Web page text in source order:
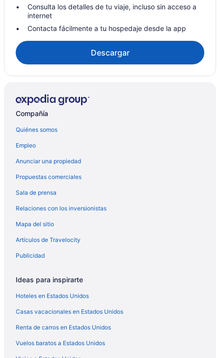
Hoteles en Des Plaines
Hoteles en Edgebrook
B&B en Estación de metro de Davis
Casas vacacionales en Estación de metro de Davis
B&B en Estación de metro de Dempster
Casas vacacionales en Evanston
Hoteles cerca del lago en Evanston
Hoteles con desayuno incluido en Evanston
Hoteles con alberca en Evanston
Hyatt Hotels en Evanston
Hoteles en Evanston
Moteles en Evanston
Hoteles en Glencoe
Apartamentos en Glenview
Hostales en Glenview
Hoteles de lujo en Glenview
Hoteles familiares en Glenview
Hoteles románticos en Glenview
Consulta los detalles de tu viaje, incluso sin acceso a
internet
Contacta fácilmente a tu hospedaje desde la app
Descargar
Compañía
Quiénes somos
Empleo
Anunciar una propiedad
Propuestas comerciales
Sala de prensa
Relaciones con los inversionistas
Mapa del sitio
Artículos de Travelocity
Publicidad
Ideas para inspirarte
Hoteles en Estados Unidos
Casas vacacionales en Estados Unidos
Renta de carros en Estados Unidos
Vuelos baratos a Estados Unidos